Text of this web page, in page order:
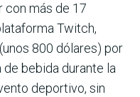
con más de 17
Twitch,
800 dólares) por
bebida durante la
deportivo, sin